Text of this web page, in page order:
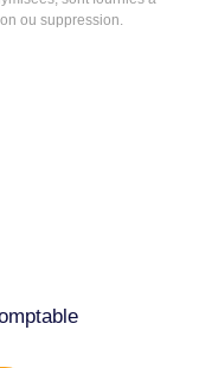
ou suppression.